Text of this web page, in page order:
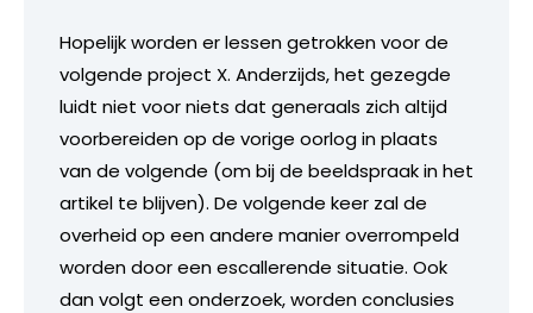
Hopelijk worden er lessen getrokken voor de
volgende project X. Anderzijds, het gezegde
luidt niet voor niets dat generaals zich altijd
voorbereiden op de vorige oorlog in plaats
van de volgende (om bij de beeldspraak in het
artikel te blijven). De volgende keer zal de
overheid op een andere manier overrompeld
worden door een escallerende situatie. Ook
dan volgt een onderzoek, worden conclusies